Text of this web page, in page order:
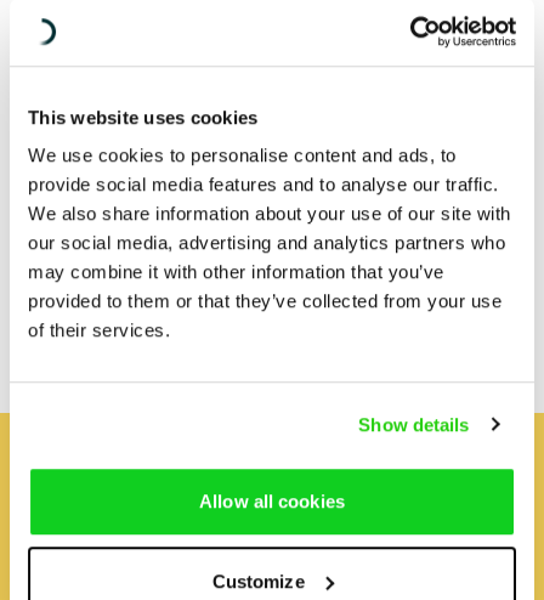
This website uses cookies
We use cookies to personalise content and ads, to
provide social media features and to analyse our traffic.
We also share information about your use of our site with
our social media, advertising and analytics partners who
may combine it with other information that you’ve
provided to them or that they’ve collected from your use
of their services.
Show details
Allow all cookies
Customize
Med över en miljon lottköpare är Postkodlotteriet
Sveriges största lotteri, men också Sveriges största
privata givare till ideell sektor. Idag genererar lotteriet en
miljard kronor om året till över 60 organisationer som
arbetar för att göra världen bättre.
Håll dig uppdaterad –
prenumerera på Diakonias
nyhetsbrev